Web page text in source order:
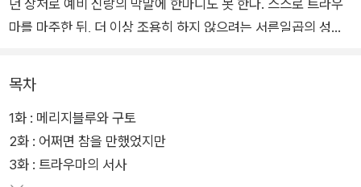
던 상처로 예비 신랑의 막말에 한마디도 못 한다. 스스로 트라우
마를 마주한 뒤, 더 이상 조용히 하지 않으려는 서른일곱의 성장
목차
1화 : 메리지블루와 구토
2화 : 어쩌면 참을 만했었지만
3화 : 트라우마의 서사